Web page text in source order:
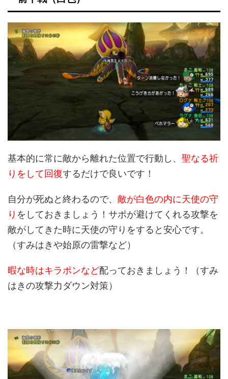
基本的に常に敵から離れた位置で行動し、 聖なる祈
りをして回復するだけで良いです！
自分が死ぬと終わるので、 敵が白色の内に天使の守
り をしておきましょう！サポが避けてくれる攻撃を
敵がしてきた時に天使の守りをすると安心です。
（すみはきや始原の雷撃など）
暇な時はキラポンなど配っておきましょう！（すみ
はきの攻撃力ダウン対策）